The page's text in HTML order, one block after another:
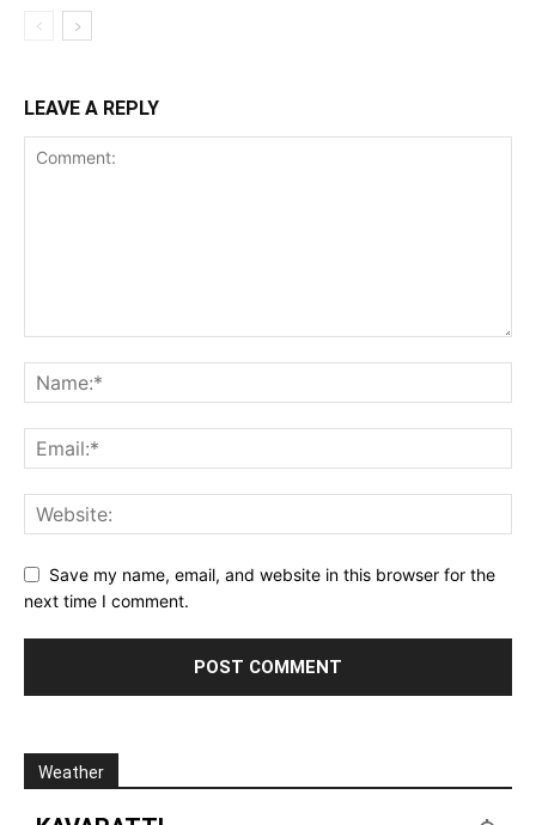
LEAVE A REPLY
Save my name, email, and website in this browser for the
next time I comment.
Weather